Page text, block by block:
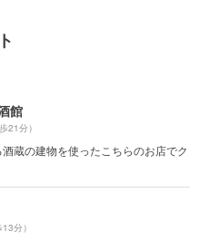
館
21分）
蔵の建物を使ったこちらのお店でク
13分）